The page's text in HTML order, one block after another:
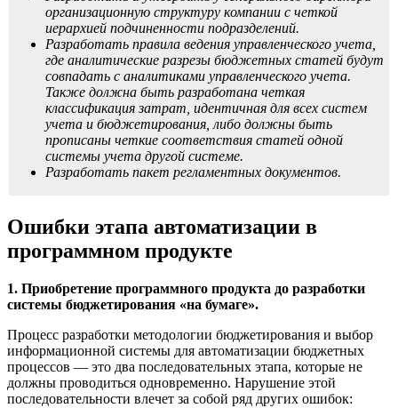
организационную структуру компании с четкой
иерархией подчиненности подразделений.
Разработать правила ведения управленческого учета,
где аналитические разрезы бюджетных статей будут
совпадать с аналитиками управленческого учета.
Также должна быть разработана четкая
классификация затрат, идентичная для всех систем
учета и бюджетирования, либо должны быть
прописаны четкие соответствия статей одной
системы учета другой системе.
Разработать пакет регламентных документов.
Ошибки этапа автоматизации в
программном продукте
1. Приобретение программного продукта до разработки
системы бюджетирования «на бумаге».
Процесс разработки методологии бюджетирования и выбор
информационной системы для автоматизации бюджетных
процессов — это два последовательных этапа, которые не
должны проводиться одновременно. Нарушение этой
последовательности влечет за собой ряд других ошибок: